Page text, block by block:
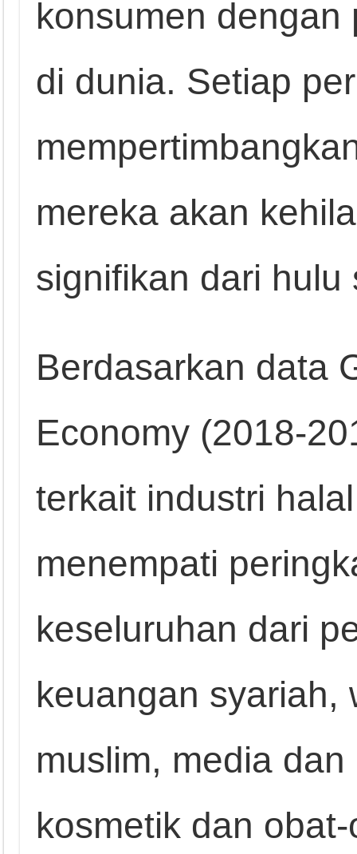
konsumen
di dunia. Setiap
mereka akan
signifikan dari
Berdasarkan data
Economy (2018-
terkait industri
menempati
keseluruhan dari
keuangan syariah,
muslim, media
kosmetik dan